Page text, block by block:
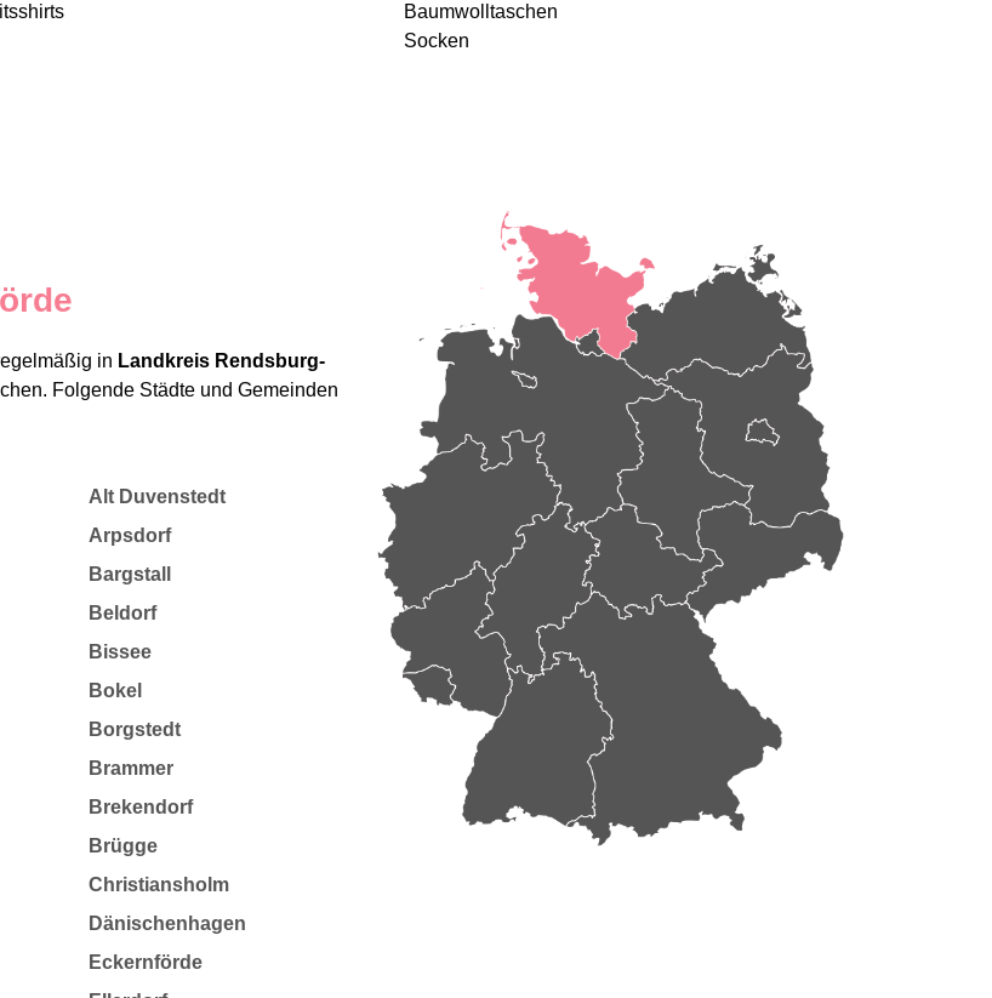
Baumwolltaschen
Socken
in Landkreis Rendsburg-
Folgende Städte und Gemeinden
Alt Duvenstedt
Arpsdorf
Bargstall
Beldorf
Bissee
Bokel
Borgstedt
Brammer
Brekendorf
Brügge
Christiansholm
Dänischenhagen
Eckernförde